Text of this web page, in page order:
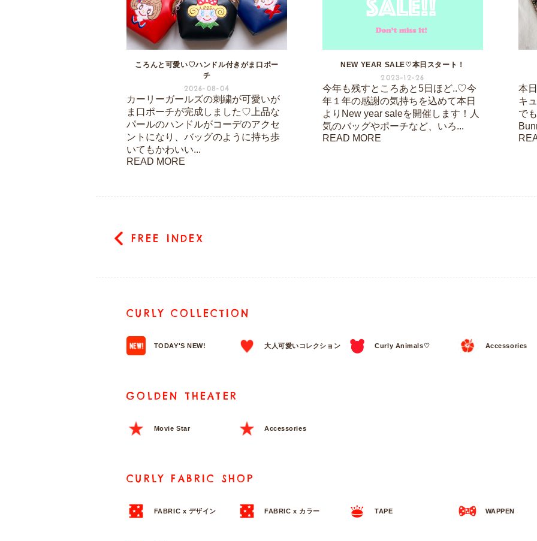
ころんと可愛い♡ハンドル付きがま口ポー
チ
2026-08-04
カーリーガールズの刺繍が可愛いが
ま口ポーチが完成しました♡上品な
パールのハンドルがコーデのアクセ
ントになり、バッグのように持ち歩
いてもかわいい...
READ MORE
NEW YEAR SALE♡本日スタート！
2023-12-26
今年も残すところあと5日ほど..♡今
年１年の感謝の気持ちを込めて本日
よりNew year saleを開催します！人
気のバッグやポーチなど、いろ...
READ MORE
本
キ
で
FREE INDEX
CURLY COLLECTION
TODAY'S NEW! 大人可愛いコレクション Curly Animals♡ Accessories
GOLDEN THEATER
Movie Star Accessories
CURLY FABRIC SHOP
FABRIC x デザイン FABRIC x カラー TAPE WAPPEN